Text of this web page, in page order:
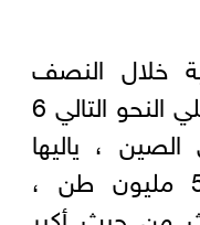
خلال النصف
الأول من الموسم الحالي علي النحو التالي 6
، ياليها
الاتحاد الأوروبي بمقدار 5 مليون طن ،
من حيث أكبر